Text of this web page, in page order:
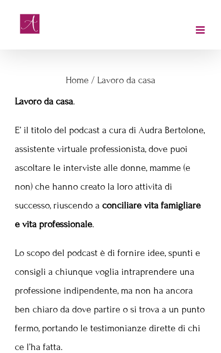
Home / Lavoro da casa
Lavoro da casa.
E’ il titolo del podcast a cura di Audra Bertolone,
assistente virtuale professionista, dove puoi
ascoltare le interviste alle donne, mamme (e
non) che hanno creato la loro attività di
successo, riuscendo a conciliare vita famigliare
e vita professionale.
Lo scopo del podcast è di fornire idee, spunti e
consigli a chiunque voglia intraprendere una
professione indipendente, ma non ha ancora
ben chiaro da dove partire o si trova a un punto
fermo, portando le testimonianze dirette di chi
ce l’ha fatta.